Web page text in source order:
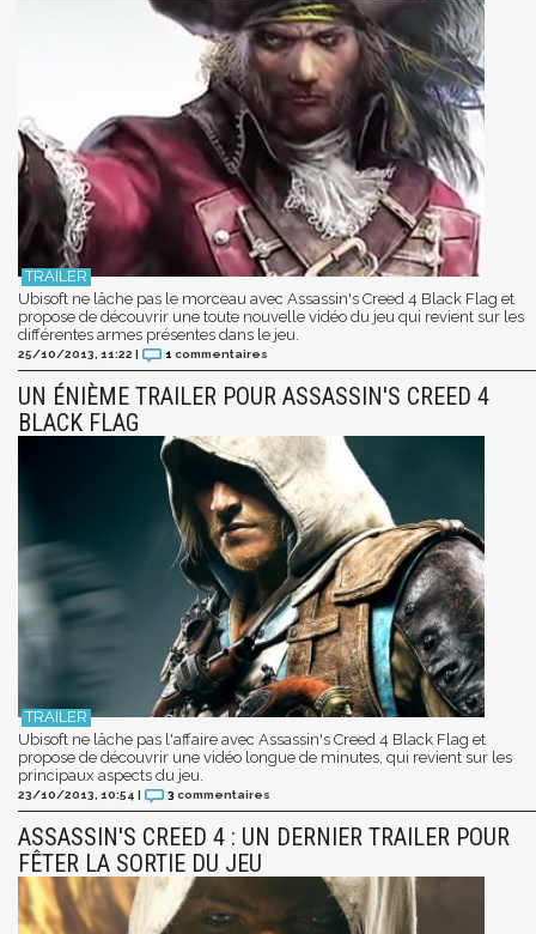
Ubisoft ne lâche pas le morceau avec Assassin's Creed 4 Black Flag et
propose de découvrir une toute nouvelle vidéo du jeu qui revient sur les
différentes armes présentes dans le jeu.
25/10/2013, 11:22 1 commentaires
UN ÉNIÈME TRAILER POUR ASSASSIN'S CREED 4
BLACK FLAG
Ubisoft ne lâche pas l'affaire avec Assassin's Creed 4 Black Flag et
propose de découvrir une vidéo longue de minutes, qui revient sur les
principaux aspects du jeu.
23/10/2013, 10:54 | 3 commentaires
ASSASSIN'S CREED 4 : UN DERNIER TRAILER POUR
FÊTER LA SORTIE DU JEU